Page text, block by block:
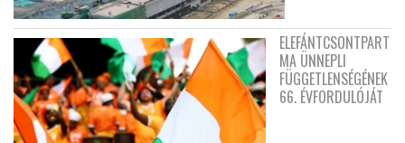
ELEFÁNTCSONTPART
MA ÜNNEPLI
FÜGGETLENSÉGÉNEK
66. ÉVFORDULÓJÁT